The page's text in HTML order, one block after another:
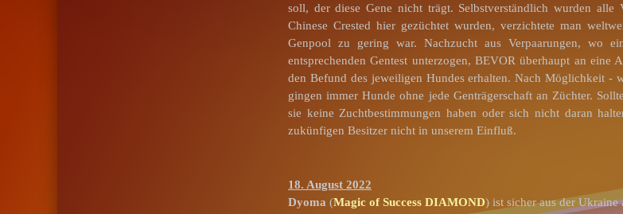
soll, der diese Gene nicht trägt. Selbstverständlich wurden
Chinese Crested hier gezüchtet wurden, verzichtete man
Genpool zu gering war. Nachzucht aus Verpaarungen, wo
entsprechenden Gentest unterzogen, BEVOR überhaupt an
den Befund des jeweiligen Hundes erhalten. Nach Möglichkeit -
gingen immer Hunde ohne jede Genträgerschaft an Züchter.
sie keine Zuchtbestimmungen haben oder sich nicht daran
zukünfigen Besitzer nicht in unserem Einfluß.
18. August 2022
Dyoma (Magic of Success DIAMOND) ist sicher aus der Ukraine